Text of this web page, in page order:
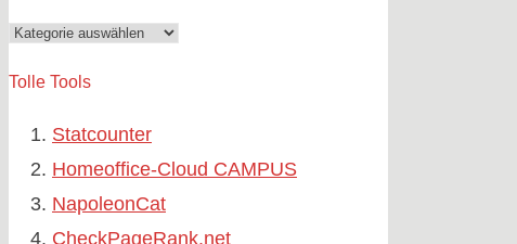
Kategorien
Tolle Tools
Statcounter
Homeoffice-Cloud CAMPUS
NapoleonCat
CheckPageRank.net